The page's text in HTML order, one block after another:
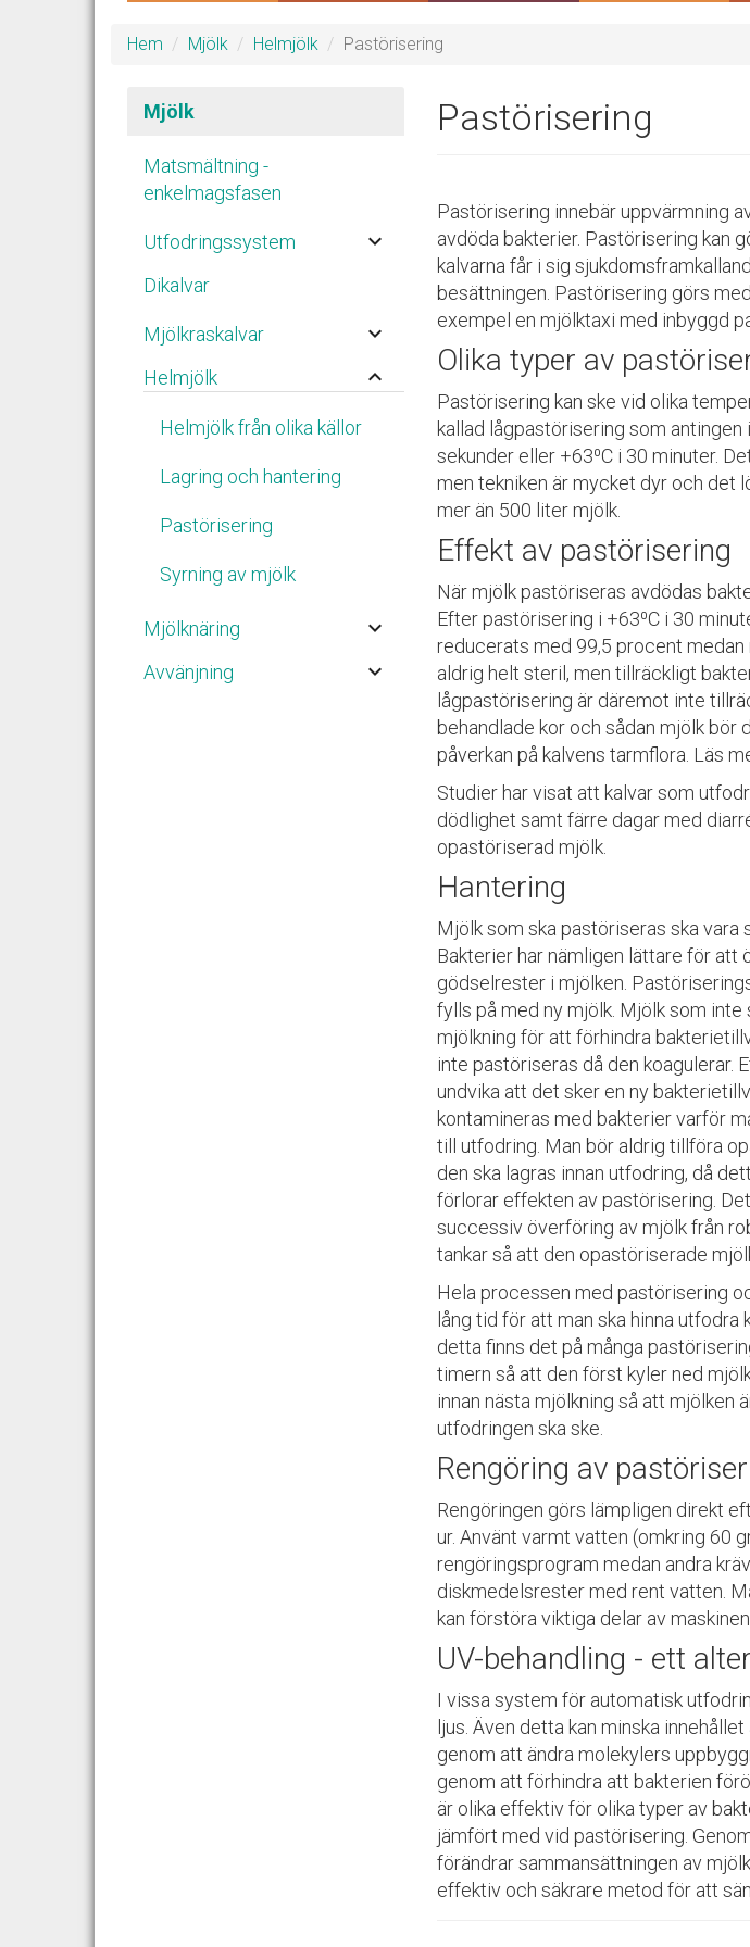
Hem Mjölk Helmjölk Pastörisering
Mjölk
Matsmältning -
enkelmagsfasen
Utfodringssystem keyboard_arrow_down
Dikalvar
Mjölkraskalvar keyboard_arrow_down
Helmjölk keyboard_arrow_up
Helmjölk från olika källor
Lagring och hantering
Pastörisering
Syrning av mjölk
Mjölknäring keyboard_arrow_down
Avvänjning keyboard_arrow_down
Pastörisering
Pastörisering innebär uppvärmning
avdöda bakterier. Pastörisering kan
kalvarna får i sig
besättningen. Pastörisering görs
exempel en mjölktaxi med inbyggd
Olika typer av
Pastörisering kan ske vid olika
kallad lågpastörisering som
sekunder eller +63⁰C i 30 minuter.
men tekniken är mycket dyr och det
mer än 500 liter mjölk.
Effekt av pastörisering
När mjölk pastöriseras avdödas
Efter pastörisering i +63⁰C i 30
reducerats med 99,5 procent
aldrig helt steril, men tillräckligt
lågpastörisering är däremot inte
behandlade kor och sådan mjölk bör
påverkan på kalvens tarmflora. Läs
Studier har visat att kalvar som
dödlighet samt färre dagar med
opastöriserad mjölk.
Hantering
Mjölk som ska pastöriseras ska vara
Bakterier har nämligen lättare för
gödselrester i mjölken.
fylls på med ny mjölk. Mjölk som
mjölkning för att förhindra
inte pastöriseras då den koagulerar.
undvika att det sker en ny
kontamineras med bakterier varför
till utfodring. Man bör aldrig tillföra
den ska lagras innan utfodring, då
förlorar effekten av pastörisering.
successiv överföring av mjölk från
tankar så att den opastöriserade
Hela processen med pastörisering
lång tid för att man ska hinna
detta finns det på många
timern så att den först kyler ned
innan nästa mjölkning så att
utfodringen ska ske.
Rengöring av
Rengöringen görs lämpligen direkt
ur. Använt varmt vatten (omkring 60
rengöringsprogram medan andra
diskmedelsrester med rent vatten.
kan förstöra viktiga delar av maskinen.
UV-behandling - ett
I vissa system för automatisk
ljus . Även detta kan minska
genom att ändra molekylers
genom att förhindra att bakterien
är olika effektiv för olika typer av
jämfört med vid pastörisering.
förändrar sammansättningen av
effektiv och säkrare metod för att